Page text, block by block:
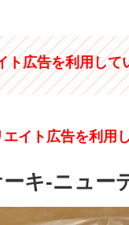
ト広告を利用して
イト広告を利用
キ-ニュー